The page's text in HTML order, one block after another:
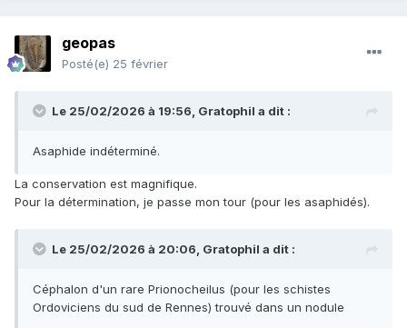
geopas
Posté(e) 25 février
Le 25/02/2026 à 19:56, Gratophil a dit :
Asaphide indéterminé.
La conservation est magnifique.
Pour la détermination, je passe mon tour (pour les asaphidés).
Le 25/02/2026 à 20:06, Gratophil a dit :
Céphalon d'un rare Prionocheilus (pour les schistes
Ordoviciens du sud de Rennes) trouvé dans un nodule